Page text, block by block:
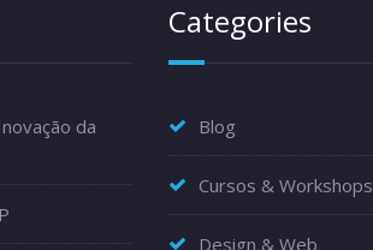
da
Categories
Blog
Cursos & Workshops
Design & Web